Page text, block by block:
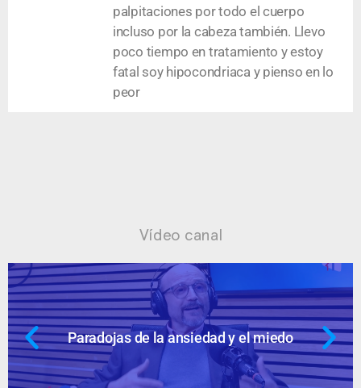
palpitaciones por todo el cuerpo
incluso por la cabeza también. Llevo
poco tiempo en tratamiento y estoy
fatal soy hipocondriaca y pienso en lo
peor
Vídeo canal
Paradojas de la ansiedad y el miedo